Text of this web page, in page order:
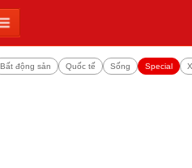
Bất động sản Quốc tế Sống Special